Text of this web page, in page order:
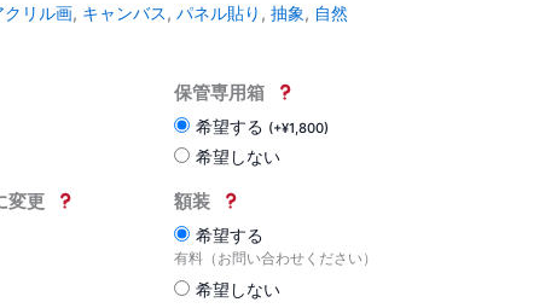
クリル画, キャンバス, パネル貼り , 抽象, 自然
保管専用箱
希望する (+¥1,800)
希望しない
変更 額装
希望する
有料（お問い合わせください）
希望しない